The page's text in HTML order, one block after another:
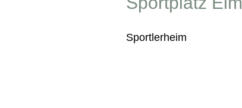
Sportlerheim